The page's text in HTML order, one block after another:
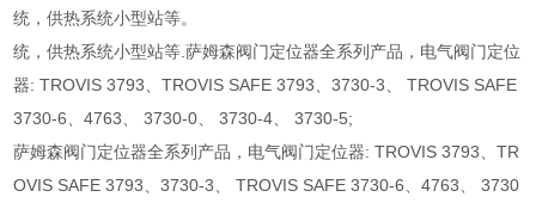
统，供热系统小型站等。
统，供热系统小型站等.萨姆森阀门定位器全系列产品，电气阀门定位
器: TROVIS 3793、TROVIS SAFE 3793、3730-3、 TROVIS SAFE
3730-6、4763、 3730-0、 3730-4、 3730-5;
萨姆森阀门定位器全系列产品，电气阀门定位器: TROVIS 3793、TR
OVIS SAFE 3793、3730-3、 TROVIS SAFE 3730-6、4763、 3730